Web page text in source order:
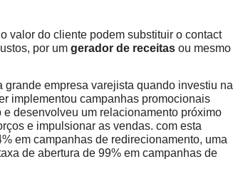
valor do cliente podem substituir o contact
por um gerador de receitas ou mesmo
empresa varejista quando investiu na
implementou campanhas promocionais
desenvolveu um relacionamento próximo
e impulsionar as vendas. com esta
em campanhas de redirecionamento, uma
de abertura de 99% em campanhas de